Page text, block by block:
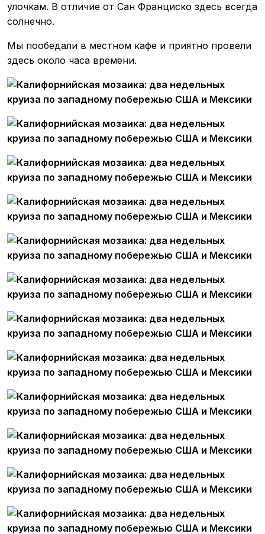
улочкам. В отличие от Сан Франциско здесь всегда
солнечно.
Мы пообедали в местном кафе и приятно провели
здесь около часа времени.